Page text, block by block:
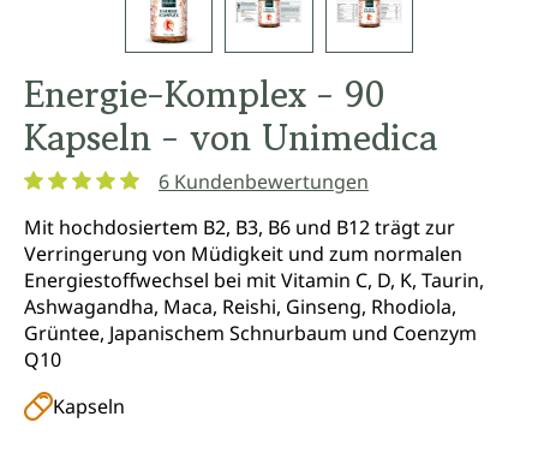
Energie-Komplex - 90
Kapseln - von Unimedica
6 Kundenbewertungen
Mit hochdosiertem B2, B3, B6 und B12 trägt zur
Verringerung von Müdigkeit und zum normalen
Energiestoffwechsel bei mit Vitamin C, D, K, Taurin,
Ashwagandha, Maca, Reishi, Ginseng, Rhodiola,
Grüntee, Japanischem Schnurbaum und Coenzym
Q10
Kapseln